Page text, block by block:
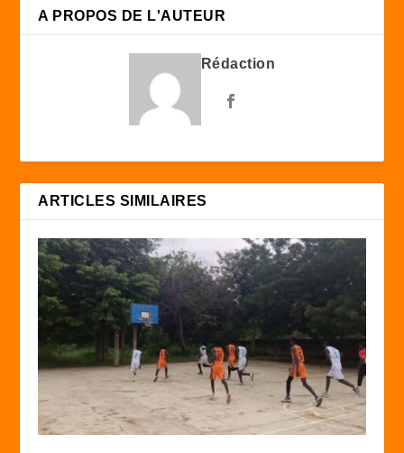
A PROPOS DE L'AUTEUR
Rédaction
ARTICLES SIMILAIRES